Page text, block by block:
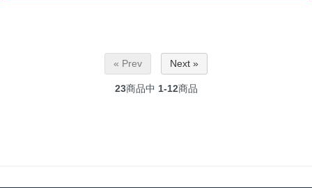
« Prev Next »
23商品中 1-12商品